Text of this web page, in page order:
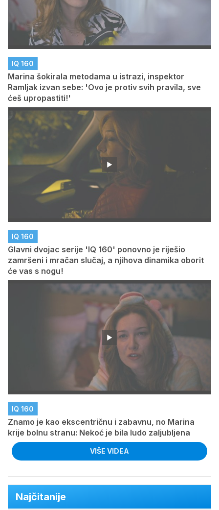
IQ 160
Marina šokirala metodama u istrazi, inspektor
Ramljak izvan sebe: 'Ovo je protiv svih pravila, sve
ćeš upropastiti!'
IQ 160
Glavni dvojac serije 'IQ 160' ponovno je riješio
zamršeni i mračan slučaj, a njihova dinamika oborit
će vas s nogu!
IQ 160
Znamo je kao ekscentričnu i zabavnu, no Marina
krije bolnu stranu: Nekoć je bila ludo zaljubljena
VIŠE VIDEA
Najčitanije